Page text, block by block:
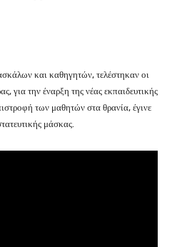
και καθηγητών, τελέστηκαν οι
για την έναρξη της νέας εκπαιδευτικής
των μαθητών στα θρανία, έγινε
μάσκας.